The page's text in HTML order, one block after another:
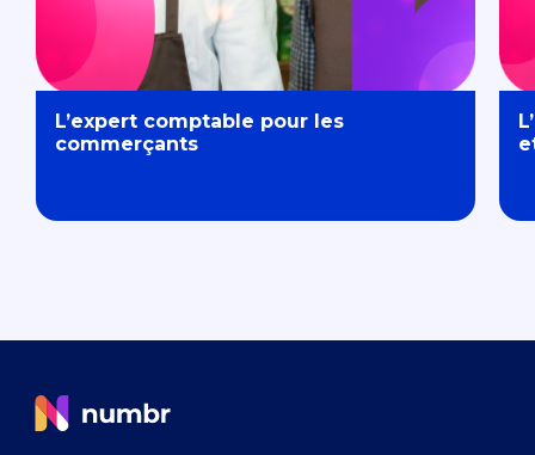
L’expert comptable pour les
commerçants